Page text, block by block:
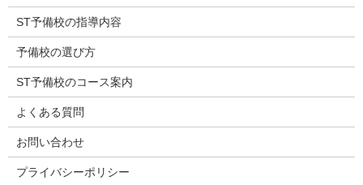
ST予備校の指導内容
予備校の選び方
ST予備校のコース案内
よくある質問
お問い合わせ
プライバシーポリシー